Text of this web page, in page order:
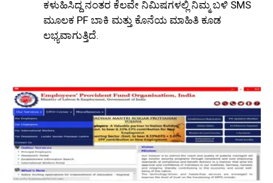
ಕಳುಹಿಸಿದ್ದ ನಂತರ ಕೆಲವೇ ನಿಮಿಷಗಳಲ್ಲಿ ನಿಮ್ಮ ಬಳಿ SMS
ಮೂಲಕ PF ಬಾಕಿ ಮತ್ತು ಕೊನೆಯ ಮಾಹಿತಿ ಕೂಡ
ಲಭ್ಯವಾಗುತ್ತಿದೆ.